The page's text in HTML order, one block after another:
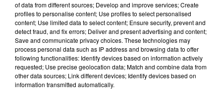
niveau. Mais attention : vous devrez vous méfier de l'impact
de la Lune, qui pourra vous rendre trop exigeant.
Célibataires :Le climat de la période laissera la place à
toutes les ambigu tés dans le domaine amoureux. Vous
aurez bien souvent l'impression qu'ailleurs et plus tard sont
préférables à ici et maintenant. Il faut savoir que "dans le
champ d'autrui, la moisson est toujours plus belle" (Ovide).
of data from different sources; Develop and improve services; Create
profiles to personalise content; Use profiles to select personalised
content; Use limited data to select content; Ensure security, prevent and
detect fraud, and fix errors; Deliver and present advertising and content;
Save and communicate privacy choices. These technologies may
process personal data such as IP address and browsing data to offer
following functionalities: Identify devices based on information actively
requested; Use precise geolocation data; Match and combine data from
other data sources; Link different devices; Identify devices based on
information transmitted automatically.